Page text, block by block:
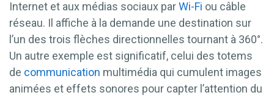
Internet et aux médias sociaux parWi-Fi ou câble
réseau. Il affiche à la demande une destination sur
l’un des trois flèches directionnelles tournant à 360°.
Un autre exemple est significatif, celui des totems
de communication multimédia qui cumulent images
animées et effets sonores pour capter l’attention du